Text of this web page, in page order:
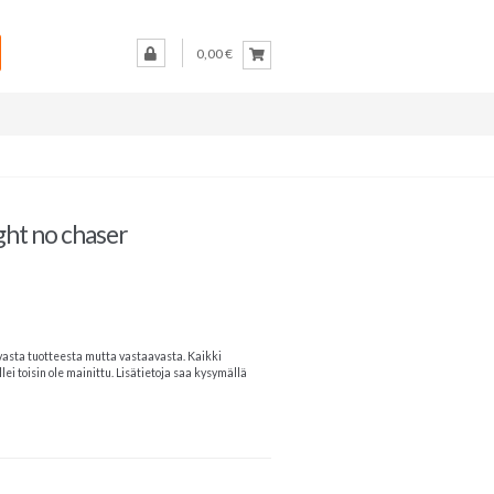
0,00 €
no chaser
tuotteesta mutta vastaavasta. Kaikki
toisin ole mainittu. Lisätietoja saa kysymällä